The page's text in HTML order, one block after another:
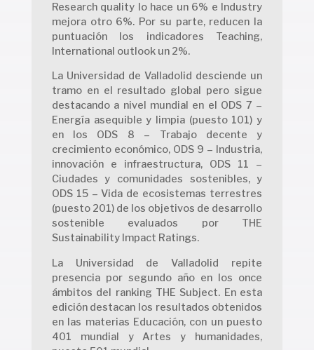
Research quality lo hace un 6% e Industry
mejora otro 6%. Por su parte, reducen la
puntuación los indicadores Teaching,
International outlook un 2%.
La Universidad de Valladolid desciende un
tramo en el resultado global pero sigue
destacando a nivel mundial en el ODS 7 –
Energía asequible y limpia (puesto 101) y
en los ODS 8 – Trabajo decente y
crecimiento económico, ODS 9 – Industria,
innovación e infraestructura, ODS 11 –
Ciudades y comunidades sostenibles, y
ODS 15 – Vida de ecosistemas terrestres
(puesto 201) de los objetivos de desarrollo
sostenible evaluados por THE
Sustainability Impact Ratings.
La Universidad de Valladolid repite
presencia por segundo año en los once
ámbitos del ranking THE Subject. En esta
edición destacan los resultados obtenidos
en las materias Educación, con un puesto
401 mundial y Artes y humanidades,